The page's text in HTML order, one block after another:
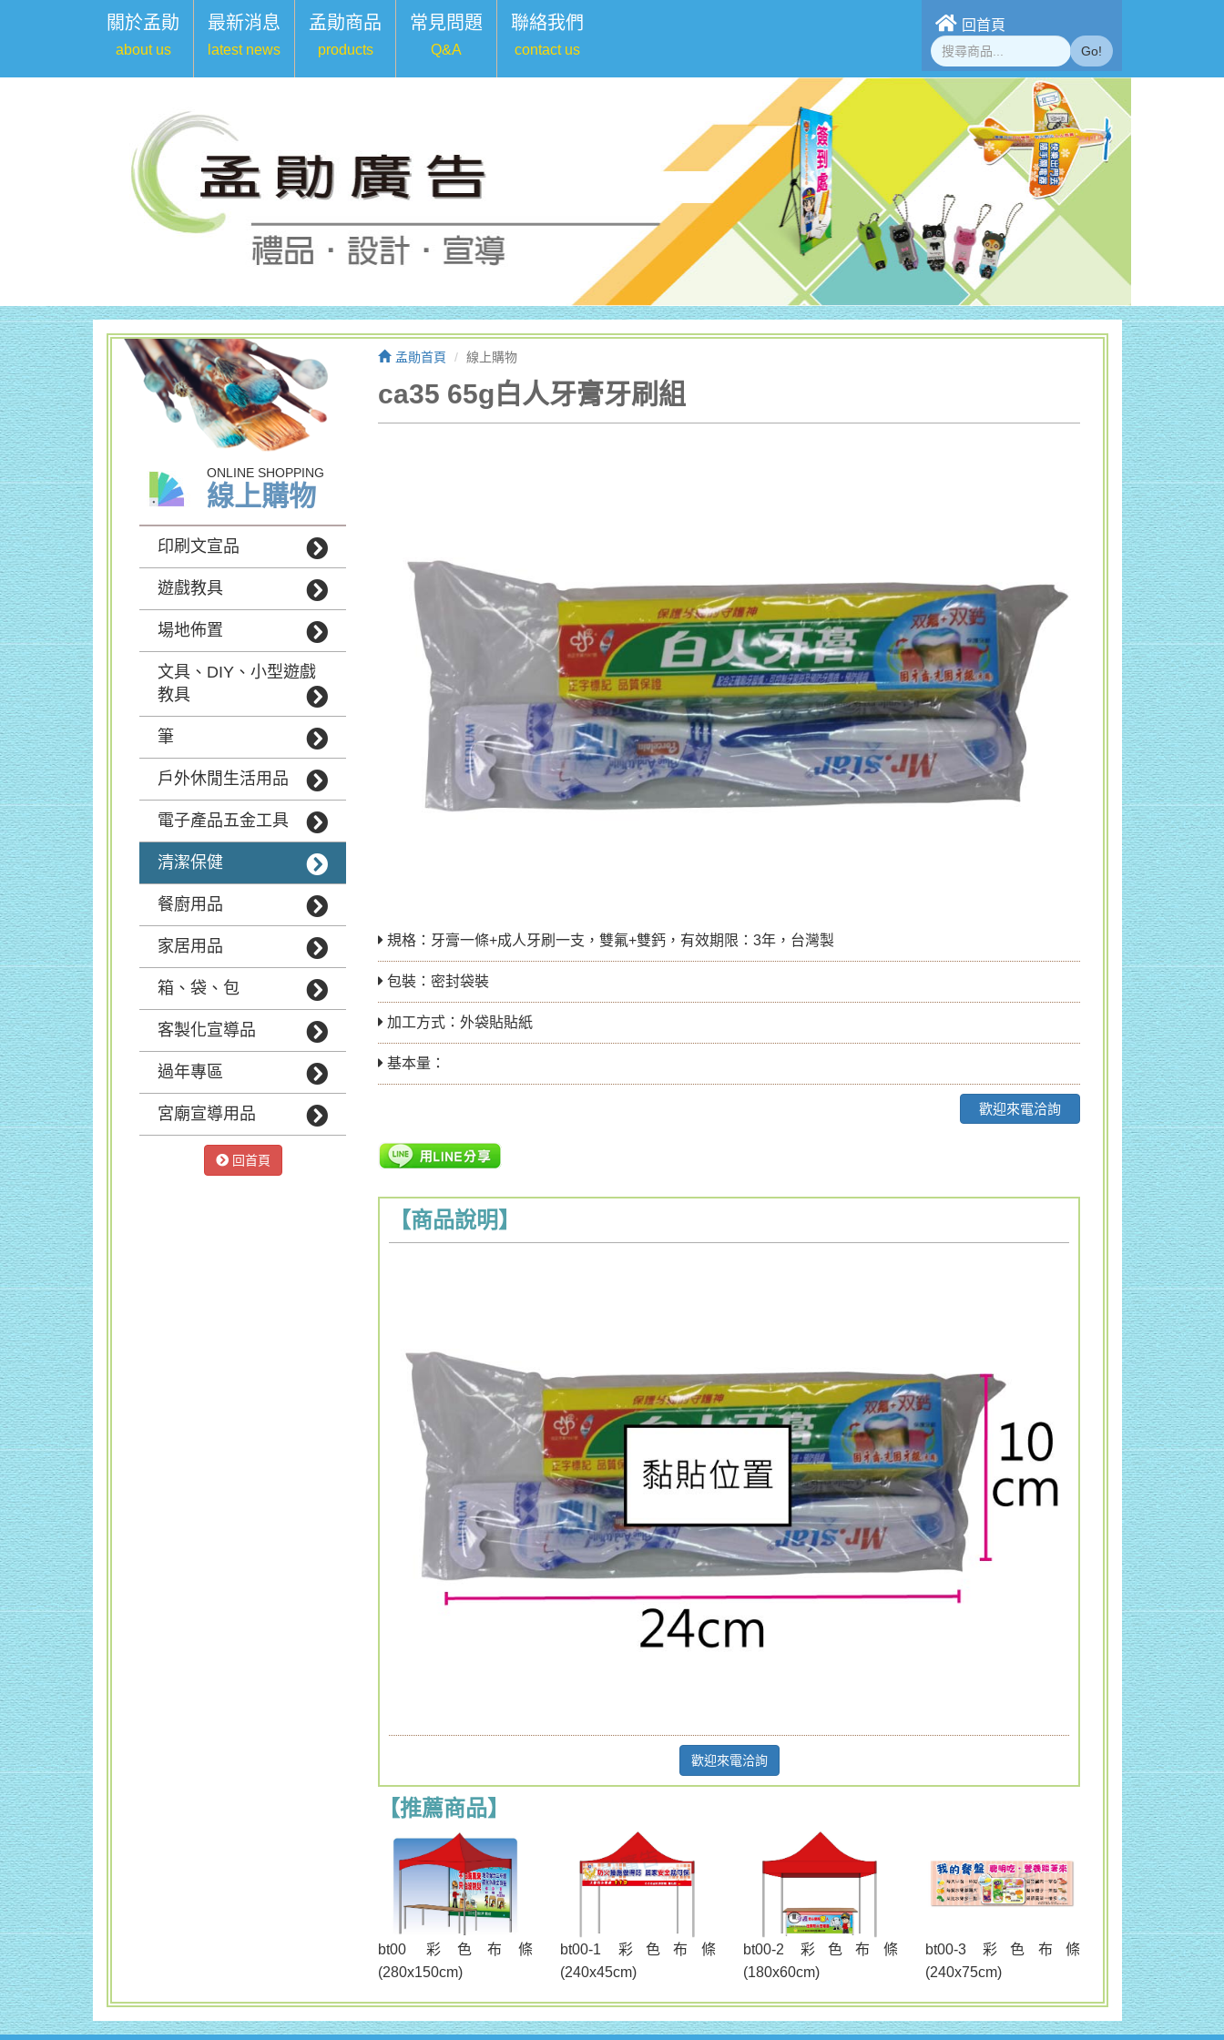
回首頁
Go!
關於孟勛
about us
最新消息
latest news
孟勛商品
products
常見問題
Q&A
聯絡我們
contact us
ONLINE SHOPPING
線上購物
印刷文宣品
遊戲教具
場地佈置
文具、DIY、小型遊戲
教具
筆
戶外休閒生活用品
電子產品五金工具
清潔保健
餐廚用品
家居用品
箱、袋、包
客製化宣導品
過年專區
宮廟宣導用品
回首頁
孟勛首頁 線上購物
ca35 65g白人牙膏牙刷組
規格：牙膏一條+成人牙刷一支，雙氟+雙鈣，有效期限：3年，台灣製
包裝：密封袋裝
加工方式：外袋貼貼紙
基本量：
歡迎來電洽詢
【商品說明】
歡迎來電洽詢
【推薦商品】
bt00 彩色布條
(280x150cm)
bt00-1 彩色布條
(240x45cm)
bt00-2 彩色布條
(180x60cm)
bt00-3 彩色布條
(240x75cm)